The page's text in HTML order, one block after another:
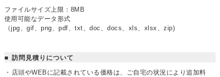
ファイルサイズ上限：8MB
使用可能なデータ形式
（jpg、gif、png、pdf、txt、doc、docs、xls、xlsx、zip)
訪問見積りについて
店頭やWEBに記載されている価格は、ご自宅の状況により追加料